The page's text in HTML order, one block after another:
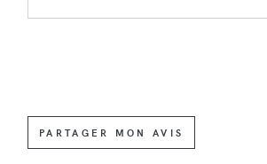
PARTAGER MON AVIS